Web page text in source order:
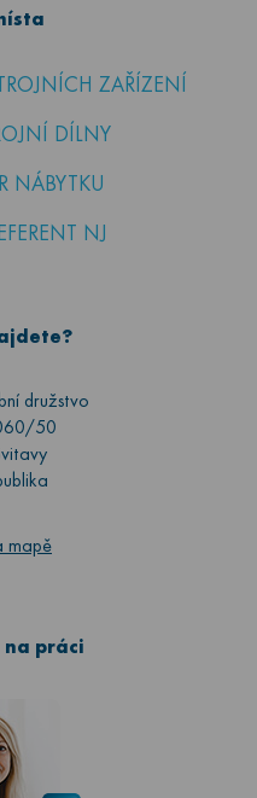
ZAŘÍZENÍ
DÍLNY
NÁBYTKU
NJ
družstvo
50
mapě
na práci